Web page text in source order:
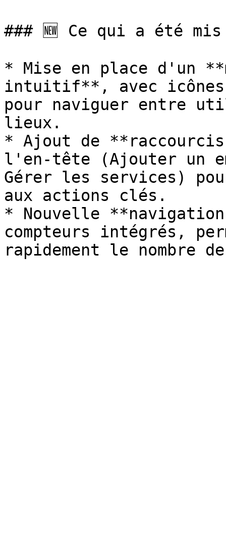
### 🆕 Ce qui a été
* Mise en place d'un
intuitif**, avec
pour naviguer entre
lieux.
* Ajout de
l'en-tête (Ajouter un
Gérer les services)
aux actions clés.
* Nouvelle
compteurs intégrés,